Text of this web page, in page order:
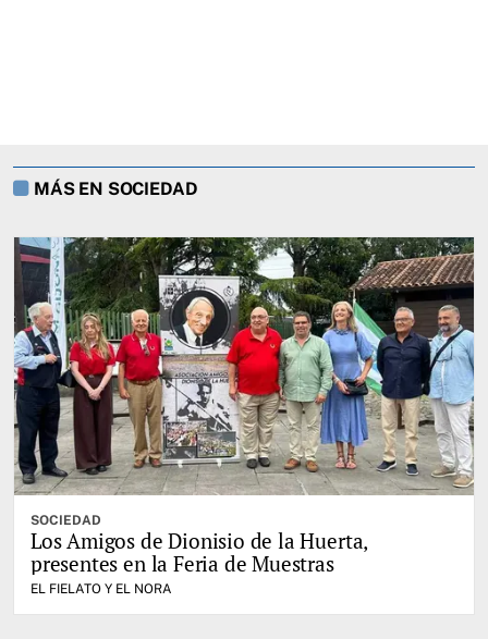
MÁS EN SOCIEDAD
SOCIEDAD
Los Amigos de Dionisio de la Huerta,
presentes en la Feria de Muestras
EL FIELATO Y EL NORA